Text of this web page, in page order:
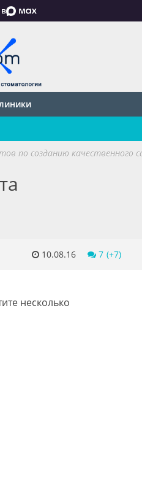
по созданию качественного
10.08.16 7
несколько